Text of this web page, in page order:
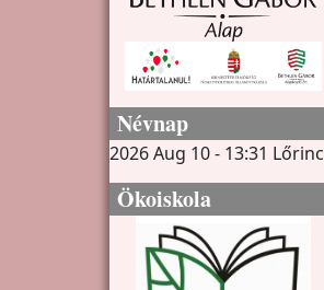
Névnap
2026 Aug 10 - 13:31 Lőrinc
Ökoiskola